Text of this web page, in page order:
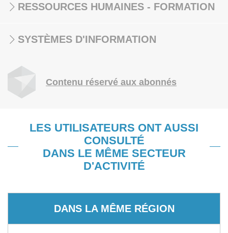
RESSOURCES HUMAINES - FORMATION
SYSTÈMES D'INFORMATION
Contenu réservé aux abonnés
LES UTILISATEURS ONT AUSSI
CONSULTÉ
DANS LE MÊME SECTEUR
D'ACTIVITÉ
DANS LA MÊME RÉGION